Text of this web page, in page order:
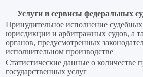
Услуги и сервисы федеральных
Принудительное исполнение
юрисдикции и арбитражных судов, а
органов, предусмотренных
исполнительном производстве
Статистические данные о количестве
государственных услуг